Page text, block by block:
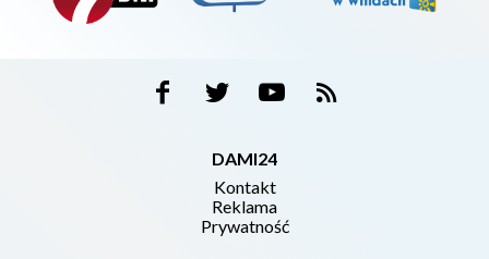
DAMI24
Kontakt
Reklama
Prywatność